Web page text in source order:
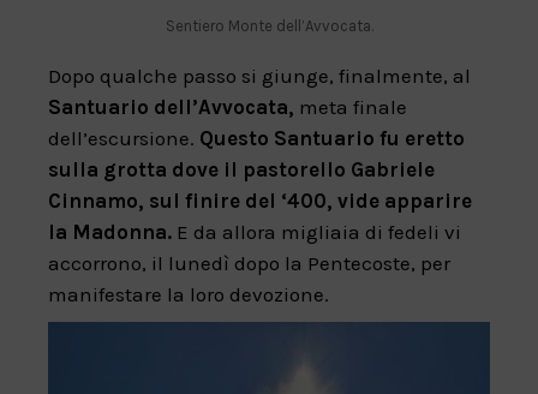
Sentiero Monte dell’Avvocata.
Dopo qualche passo si giunge, finalmente, al
Santuario dell’Avvocata, meta finale
dell’escursione. Questo Santuario fu eretto
sulla grotta dove il pastorello Gabriele
Cinnamo, sul finire del ‘400, vide apparire
la Madonna. E da allora migliaia di fedeli vi
accorrono, il lunedì dopo la Pentecoste, per
manifestare la loro devozione.